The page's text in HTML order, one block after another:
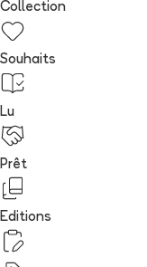
Collection
Souhaits
Lu
Prêt
Editions